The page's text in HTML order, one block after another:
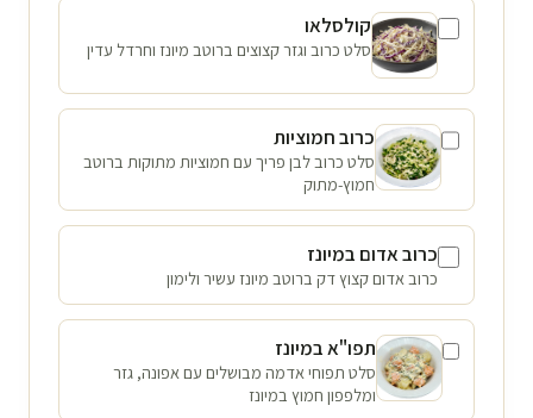
קולסלאו
סלט כרוב וגזר קצוצים ברוטב מיונז וחרדל עדין
כרוב חמוציות
סלט כרוב לבן פריך עם חמוציות מתוקות ברוטב
חמוץ-מתוק
כרוב אדום במיונז
כרוב אדום קצוץ דק ברוטב מיונז עשיר ולימון
תפו"א במיונז
סלט תפוחי אדמה מבושלים עם אפונה, גזר
ומלפפון חמוץ במיונז